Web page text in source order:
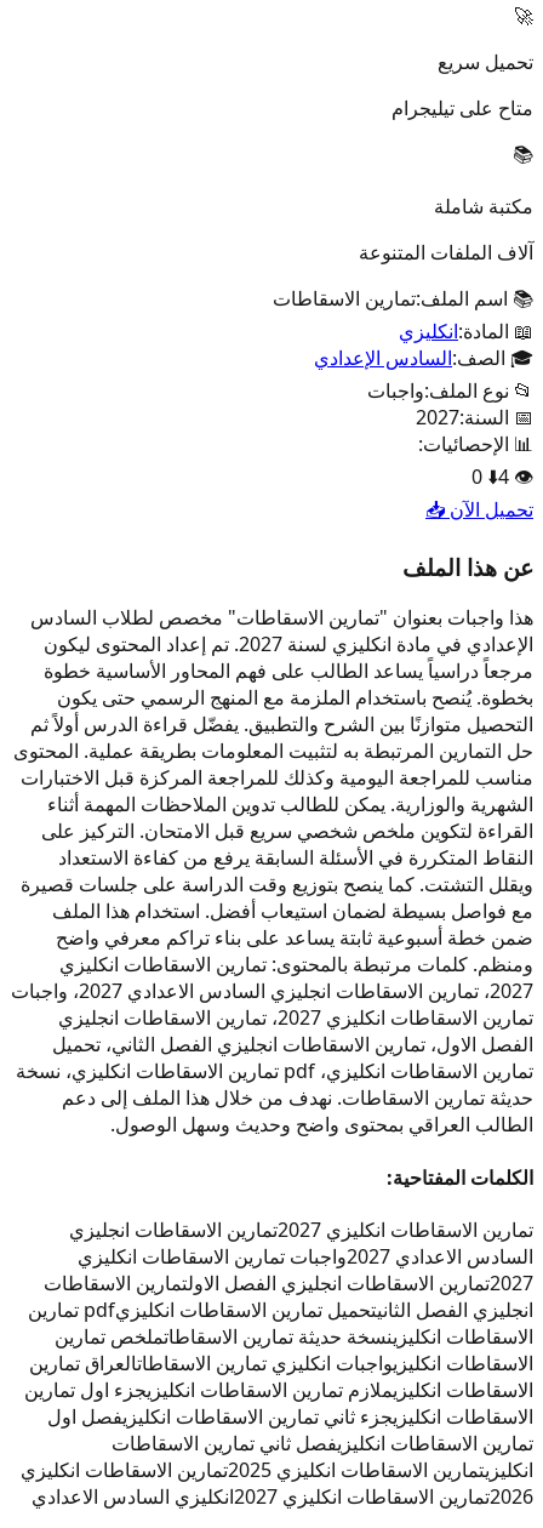
🚀
تحميل سريع
متاح على تيليجرام
📚
مكتبة شاملة
آلاف الملفات المتنوعة
📚 اسم الملف:تمارين الاسقاطات
📖 المادة:انكليزي
🎓 الصف:السادس الإعدادي
📂 نوع الملف:واجبات
📅 السنة:2027
📊 الإحصائيات:
👁️
4
⬇️
0
تحميل الآن 📥
عن هذا الملف
هذا واجبات بعنوان "تمارين الاسقاطات" مخصص لطلاب السادس
الإعدادي في مادة انكليزي لسنة 2027. تم إعداد المحتوى ليكون
مرجعاً دراسياً يساعد الطالب على فهم المحاور الأساسية خطوة
بخطوة. يُنصح باستخدام الملزمة مع المنهج الرسمي حتى يكون
التحصيل متوازنًا بين الشرح والتطبيق. يفضّل قراءة الدرس أولاً ثم
حل التمارين المرتبطة به لتثبيت المعلومات بطريقة عملية. المحتوى
مناسب للمراجعة اليومية وكذلك للمراجعة المركزة قبل الاختبارات
الشهرية والوزارية. يمكن للطالب تدوين الملاحظات المهمة أثناء
القراءة لتكوين ملخص شخصي سريع قبل الامتحان. التركيز على
النقاط المتكررة في الأسئلة السابقة يرفع من كفاءة الاستعداد
ويقلل التشتت. كما ينصح بتوزيع وقت الدراسة على جلسات قصيرة
مع فواصل بسيطة لضمان استيعاب أفضل. استخدام هذا الملف
ضمن خطة أسبوعية ثابتة يساعد على بناء تراكم معرفي واضح
ومنظم. كلمات مرتبطة بالمحتوى: تمارين الاسقاطات انكليزي
2027، تمارين الاسقاطات انجليزي السادس الاعدادي 2027، واجبات
تمارين الاسقاطات انكليزي 2027، تمارين الاسقاطات انجليزي
الفصل الاول، تمارين الاسقاطات انجليزي الفصل الثاني، تحميل
تمارين الاسقاطات انكليزي، pdf تمارين الاسقاطات انكليزي، نسخة
حديثة تمارين الاسقاطات. نهدف من خلال هذا الملف إلى دعم
الطالب العراقي بمحتوى واضح وحديث وسهل الوصول.
الكلمات المفتاحية:
تمارين الاسقاطات انكليزي 2027
تمارين الاسقاطات انجليزي
السادس الاعدادي 2027
واجبات تمارين الاسقاطات انكليزي
2027تمارين الاسقاطات انجليزي الفصل الاولتمارين الاسقاطات
انجليزي الفصل الثانيتحميل تمارين الاسقاطات انكليزي
pdf تمارين
الاسقاطات انكليزينسخة حديثة تمارين الاسقاطاتملخص تمارين
الاسقاطات انكليزيواجبات انكليزي تمارين الاسقاطاتالعراق تمارين
الاسقاطات انكليزيملازم تمارين الاسقاطات انكليزيجزء اول تمارين
الاسقاطات انكليزيجزء ثاني تمارين الاسقاطات انكليزيفصل اول
تمارين الاسقاطات انكليزيفصل ثاني تمارين الاسقاطات
انكليزيتمارين الاسقاطات انكليزي 2025
تمارين الاسقاطات انكليزي
2026تمارين الاسقاطات انكليزي 2027 انكليزي السادس الاعدادي